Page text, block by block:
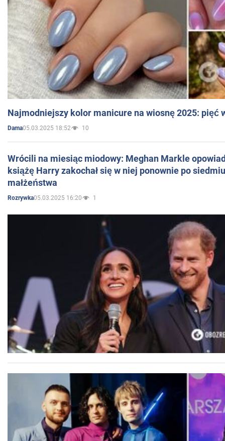
Najmodniejszy kolor manicure na wiosnę 2025: pięć
Dama05.03.2025 18:52 10
Wrócili na miesiąc miodowy: Meghan Markle
książę Harry zakochał się w niej ponownie po
małżeństwa
Rozrywka05.03.2025 16:20 1